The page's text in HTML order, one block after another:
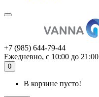
+7 (985) 644-79-44
Ежедневно, с 10:00 до 21:00
0
В корзине пусто!